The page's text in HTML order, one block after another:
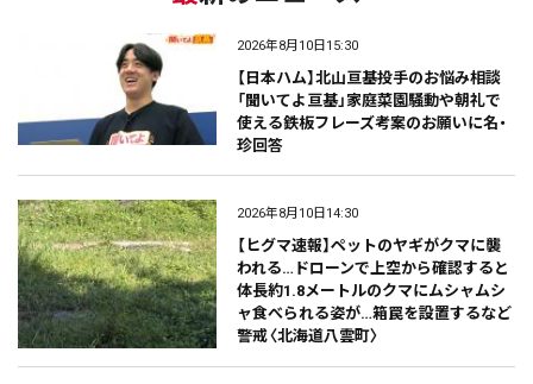
2026年8月10日15:30
【日本ハム】北山亘基投手のお悩み相談
「聞いてよ亘基」家庭菜園騒動や朝礼で
使える鉄板フレーズ考案のお願いに名・
珍回答
2026年8月10日14:30
【ヒグマ速報】ペットのヤギがクマに襲
われる…ドローンで上空から確認すると
体長約1.8メートルのクマにムシャムシ
ャ食べられる姿が…箱罠を設置するなど
警戒〈北海道八雲町〉